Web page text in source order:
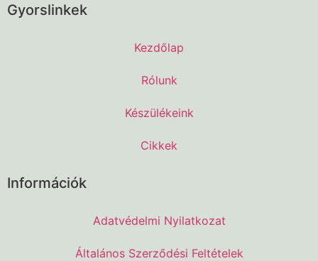
Gyorslinkek
Kezdőlap
Rólunk
Készülékeink
Cikkek
Információk
Adatvédelmi Nyilatkozat
Általános Szerződési Feltételek